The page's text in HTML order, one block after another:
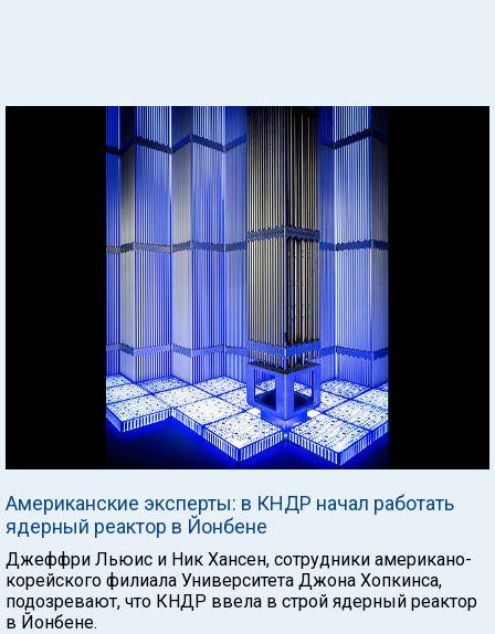
Американские эксперты: в КНДР начал работать
ядерный реактор в Йонбене
Джеффри Льюис и Ник Хансен, сотрудники американо-
корейского филиала Университета Джона Хопкинса,
подозревают, что КНДР ввела в строй ядерный реактор
в Йонбене.